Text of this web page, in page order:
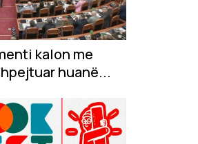
kalon me
huanë...